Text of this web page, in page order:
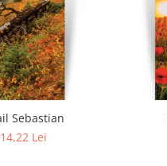
Sebastian
14,22 Lei